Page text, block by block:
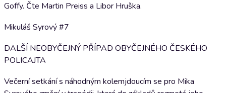
Goffy. Čte Martin Preiss a Libor Hruška.
Mikuláš Syrový #7
DALŠÍ NEOBYČEJNÝ PŘÍPAD OBYČEJNÉHO ČESKÉHO
POLICAJTA
Večerní setkání s náhodným kolemjdoucím se pro Mika